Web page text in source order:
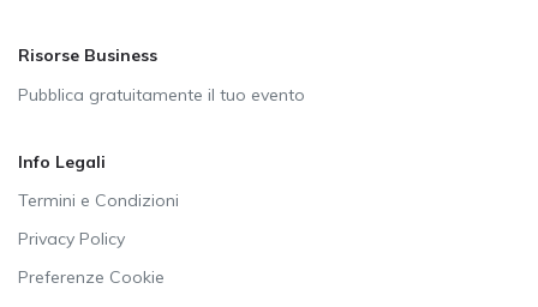
Risorse Business
Pubblica gratuitamente il tuo evento
Info Legali
Termini e Condizioni
Privacy Policy
Preferenze Cookie